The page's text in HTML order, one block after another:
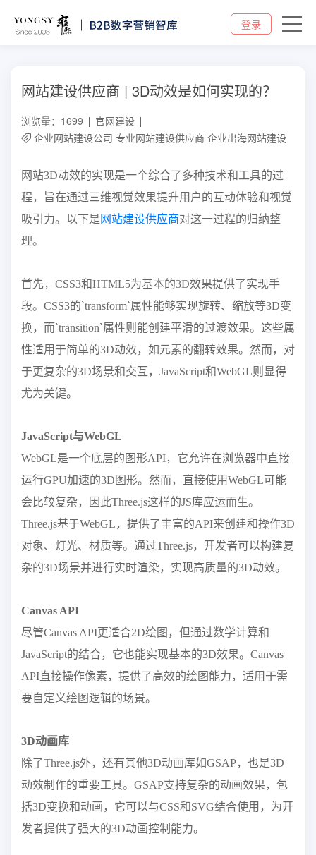
登录
网站建设供应商 | 3D动效是如何实现的？
浏览量：1699
官网建设
企业网站建设公司 专业网站建设供应商 企业出海网站建设
网站3D动效的实现是一个综合了多种技术和工具的过
程，旨在通过三维视觉效果提升用户的互动体验和视觉
吸引力。以下是 网站建设供应商对这一过程的归纳整
理。
首先，CSS3和HTML5为基本的3D效果提供了实现手
段。CSS3的`transform`属性能够实现旋转、缩放等3D变
换，而`transition`属性则能创建平滑的过渡效果。这些属
性适用于简单的3D动效，如元素的翻转效果。然而，对
于更复杂的3D场景和交互，JavaScript和WebGL则显得
尤为关键。
JavaScript与WebGL
WebGL是一个底层的图形API，它允许在浏览器中直接
运行GPU加速的3D图形。然而，直接使用WebGL可能
会比较复杂，因此Three.js这样的JS库应运而生。
Three.js基于WebGL，提供了丰富的API来创建和操作3D
对象、灯光、材质等。通过Three.js，开发者可以构建复
杂的3D场景并进行实时渲染，实现高质量的3D动效。
Canvas API
尽管Canvas API更适合2D绘图，但通过数学计算和
JavaScript的结合，它也能实现基本的3D效果。Canvas
API直接操作像素，提供了高效的绘图能力，适用于需
要自定义绘图逻辑的场景。
3D动画库
除了Three.js外，还有其他3D动画库如GSAP，也是3D
动效制作的重要工具。GSAP支持复杂的动画效果，包
括3D变换和动画，它可以与CSS和SVG结合使用，为开
发者提供了强大的3D动画控制能力。